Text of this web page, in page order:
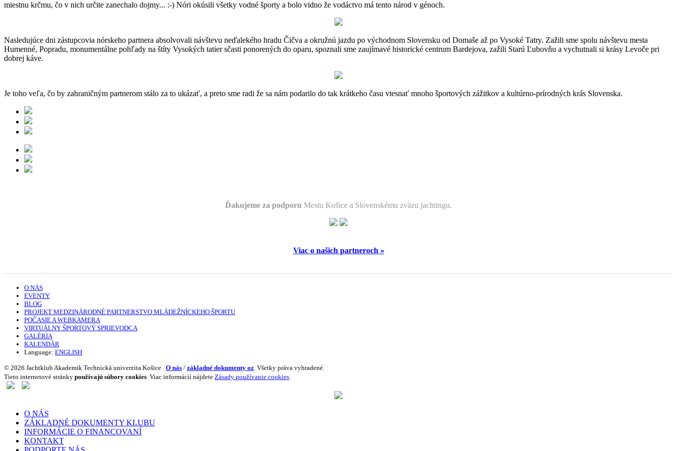
miestnu krčmu, čo v nich určite zanechalo dojmy... :-) Nóri okúsili všetky vodné športy a bolo vidno že vodáctvo má tento národ v génoch.
Nasledujúce dni zástupcovia nórskeho partnera absolvovali návštevu neďalekého hradu Čičva a okružnú jazdu po východnom Slovensku od Domaše až po Vysoké Tatry. Zažili sme spolu návštevu mesta
Humenné, Popradu, monumentálne pohľady na štíty Vysokých tatier sčasti ponorených do oparu, spoznali sme zaujímavé historické centrum Bardejova, zažili Starú Ľubovňu a vychutnali si krásy Levoče pri
dobrej káve.
Je toho veľa, čo by zahraničným partnerom stálo za to ukázať, a preto sme radi že sa nám podarilo do tak krátkeho času vtesnať mnoho športových zážitkov a kultúrno-prírodných krás Slovenska.
Ďakujeme za podporu Mestu Košice a Slovenskému zväzu jachtingu.
Viac o našich partneroch »
O NÁS
EVENTY
BLOG
PROJEKT MEDZINÁRODNÉ PARTNERSTVO MLÁDEŽNÍCKEHO ŠPORTU
POČASIE A WEBKAMERA
VIRTUÁLNY ŠPORTOVÝ SPRIEVODCA
GALÉRIA
KALENDÁR
Language: ENGLISH
© 2026 Jachtklub Akademik Technická univerzita Košice O nás / základné dokumenty oz. Všetky práva vyhradené.
Tieto internetové stránky používajú súbory cookies. Viac informácií nájdete Zásady používanie cookies.
O NÁS
ZÁKLADNÉ DOKUMENTY KLUBU
INFORMÁCIE O FINANCOVANÍ
KONTAKT